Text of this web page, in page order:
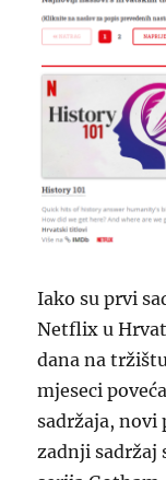
Iako su prvi
Netflix u
dana na
mjeseci
sadržaja, novi
zadnji